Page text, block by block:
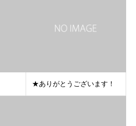
★ありがとうございます！